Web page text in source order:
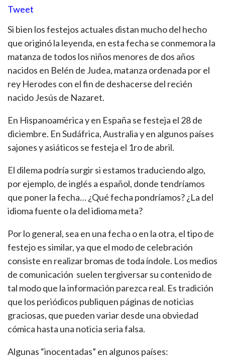
Tweet
Si bien los festejos actuales distan mucho del hecho
que originó la leyenda, en esta fecha se conmemora la
matanza de todos los niños menores de dos años
nacidos en Belén de Judea, matanza ordenada por el
rey Herodes con el fin de deshacerse del recién
nacido Jesús de Nazaret.
En Hispanoamérica y en España se festeja el 28 de
diciembre. En Sudáfrica, Australia y en algunos países
sajones y asiáticos se festeja el 1ro de abril.
El dilema podría surgir si estamos traduciendo algo,
por ejemplo, de inglés a español, donde tendríamos
que poner la fecha… ¿Qué fecha pondríamos? ¿La del
idioma fuente o la del idioma meta?
Por lo general, sea en una fecha o en la otra, el tipo de
festejo es similar, ya que el modo de celebración
consiste en realizar bromas de toda índole. Los medios
de comunicación suelen tergiversar su contenido de
tal modo que la información parezca real. Es tradición
que los periódicos publiquen páginas de noticias
graciosas, que pueden variar desde una obviedad
cómica hasta una noticia seria falsa.
Algunas “inocentadas” en algunos países: